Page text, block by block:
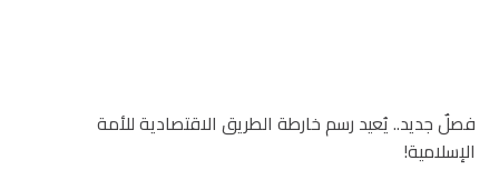
فصلٌ جديد.. يُعيد رسم خارطة الطريق الاقتصادية للأمة
الإسلامية!